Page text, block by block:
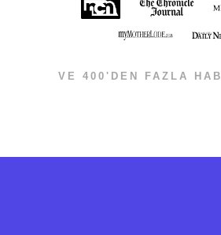
VE 400'DEN FAZLA